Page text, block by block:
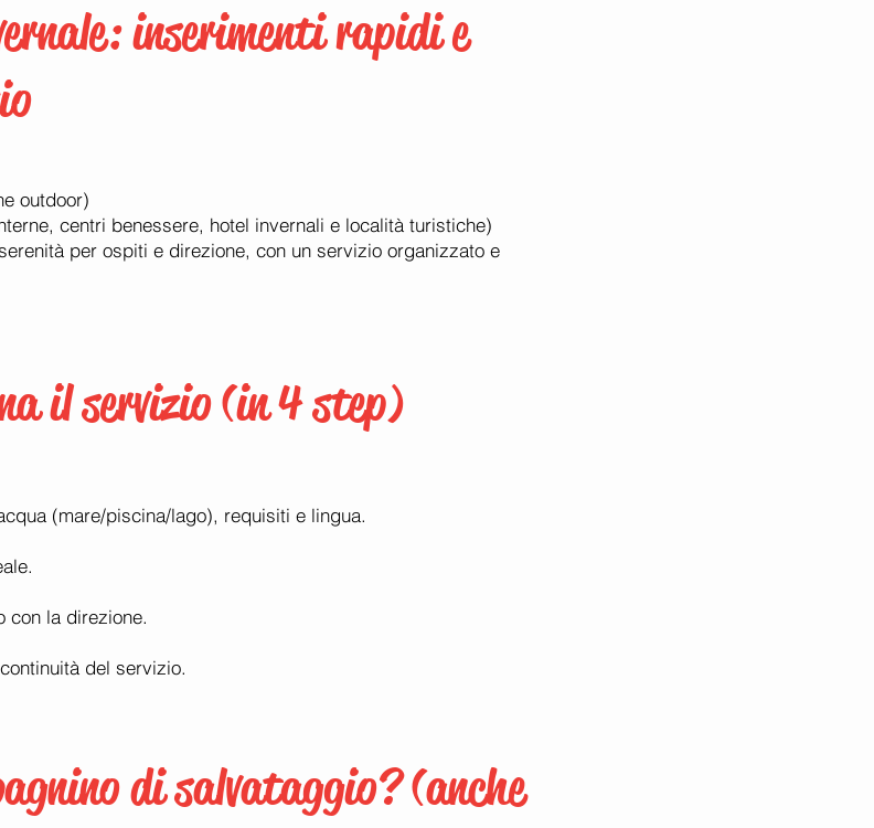
inserimenti rapidi e
outdoor)
centri benessere, hotel invernali e località turistiche)
per ospiti e direzione, con un servizio organizzato e
il servizio (in 4 step)
(mare/piscina/lago), requisiti e lingua.
con la direzione.
del servizio.
di salvataggio? (anche